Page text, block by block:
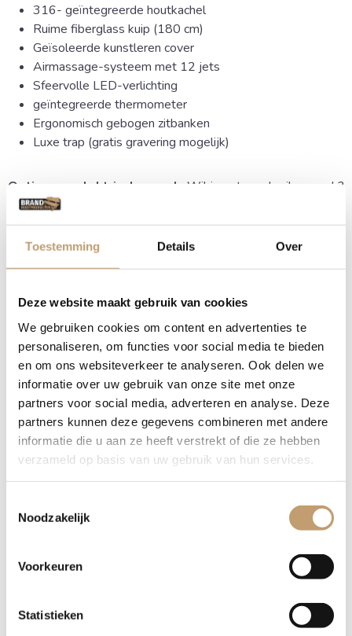
Toestemming Details Over
Deze website maakt gebruik van cookies
We gebruiken cookies om content en advertenties te
personaliseren, om functies voor social media te bieden
en om ons websiteverkeer te analyseren. Ook delen we
informatie over uw gebruik van onze site met onze
partners voor social media, adverteren en analyse. Deze
partners kunnen deze gegevens combineren met andere
informatie die u aan ze heeft verstrekt of die ze hebben
verzameld op basis van uw gebruik van hun services.
Noodzakelijk
Voorkeuren
Statistieken
316- geïntegreerde houtkachel
Ruime fiberglass kuip (180 cm)
Geïsoleerde kunstleren cover
Airmassage-systeem met 12 jets
Sfeervolle LED-verlichting
geïntegreerde thermometer
Ergonomisch gebogen zitbanken
Luxe trap (gratis gravering mogelijk)
Optie voor elektrisch gemak:
Wil je extra gebruiksgemak?
Kies dan voor de optionele 3 kW elektrische bijverwarming.
Dit is ideaal om het water op temperatuur te houden zonder
hout te stoken, of als oplossing tijdens een stookverbod.
Buitenleven?
Voor €4.250 incl. btw ontvang je een volledig uitgerust
model. Wij werken niet met lokprijzen of verborgen kosten.
Je kunt de Thermowood buitenzijde personaliseren met de
kleuren Teak, Natural, Palisander, Grey of Light Grey. Dankzij
de krachtige kachel warmt het water snel op, zodat 4 tot 6
personen binnen korte tijd kunnen genieten.
Technische Specificaties
Inhoud:± 1.000 liter
Gewicht:
Verwarming:
Houtgestookt (optioneel 3 kW elektrisch